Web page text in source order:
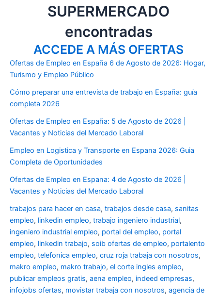
SUPERMERCADO
encontradas
ACCEDE A MÁS OFERTAS
Ofertas de Empleo en España 6 de Agosto de 2026: Hogar,
Turismo y Empleo Público
Cómo preparar una entrevista de trabajo en España: guía
completa 2026
Ofertas de Empleo en España: 5 de Agosto de 2026 |
Vacantes y Noticias del Mercado Laboral
Empleo en Logistica y Transporte en Espana 2026: Guia
Completa de Oportunidades
Ofertas de Empleo en Espana: 4 de Agosto de 2026 |
Vacantes y Noticias del Mercado Laboral
trabajos para hacer en casa, trabajos desde casa, sanitas
empleo, linkedin empleo, trabajo ingeniero industrial,
ingeniero industrial empleo, portal del empleo, portal
empleo, linkedin trabajo, soib ofertas de empleo, portalento
empleo, telefonica empleo, cruz roja trabaja con nosotros,
makro empleo, makro trabajo, el corte ingles empleo,
publicar empleos gratis, aena empleo, indeed empresas,
infojobs ofertas, movistar trabaja con nosotros, agencia de